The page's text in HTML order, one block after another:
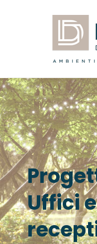
Uffici e